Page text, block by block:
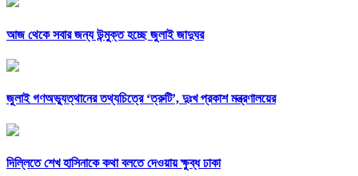
আজ থেকে সবার জন্য উন্মুক্ত হচ্ছে জুলাই জাদুঘর
জুলাই গণঅভ্যুত্থানের তথ্যচিত্রে ‘ত্রুটি’, দুঃখ প্রকাশ মন্ত্রণালয়ের
দিল্লিতে শেখ হাসিনাকে কথা বলতে দেওয়ায় ক্ষুব্ধ ঢাকা